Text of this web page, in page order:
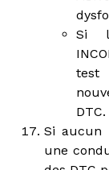
Si
test
DTC.
Si aucun
une